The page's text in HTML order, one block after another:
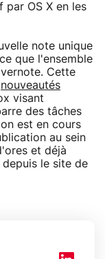
par OS X en les
note unique
que l'ensemble
Cette
nouveautés
visant
des tâches
est en cours
au sein
et déjà
le site de